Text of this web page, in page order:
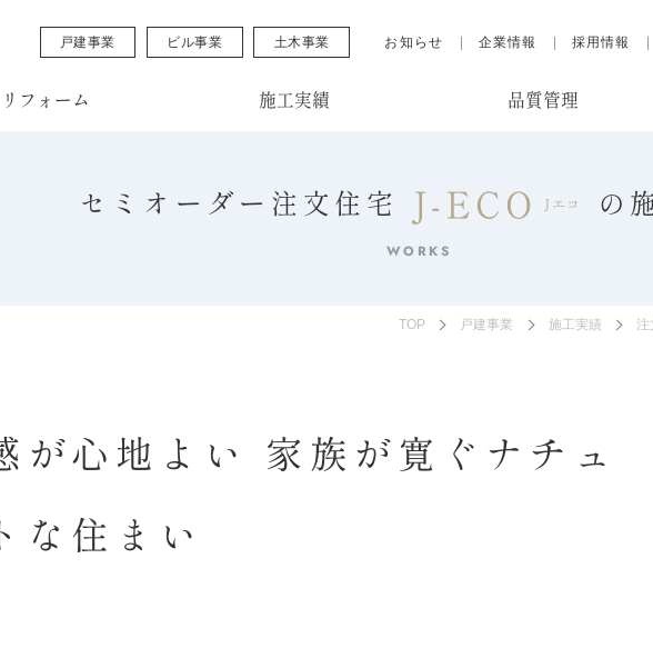
戸建事業 ビル事業 土木事業 お知らせ 企業情報 採用情報
リフォーム 施工実績 品質管理
セミオーダー注文住宅 J-ECO Jエコ の
WORKS
TOP 戸建事業 施工実績 注
が心地よい 家族が寛ぐナチュ
な住まい